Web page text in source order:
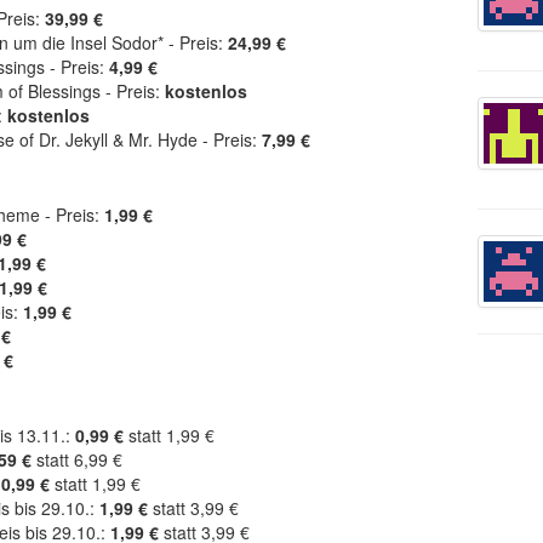
39,99 €
um die Insel Sodor* - Preis: 24,99 €
- Preis: 4,99 €
Blessings - Preis: kostenlos
kostenlos
of Dr. Jekyll & Mr. Hyde - Preis: 7,99 €
- Preis: 1,99 €
€
€
1,99 €
1,99 €
13.11.: 0,99 € statt 1,99 €
€ statt 6,99 €
0,99 € statt 1,99 €
bis 29.10.: 1,99 € statt 3,99 €
bis 29.10.: 1,99 € statt 3,99 €